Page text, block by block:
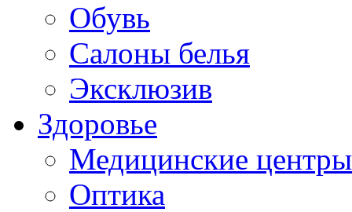
Обувь
Салоны белья
Эксклюзив
Здоровье
Медицинские центры
Оптика